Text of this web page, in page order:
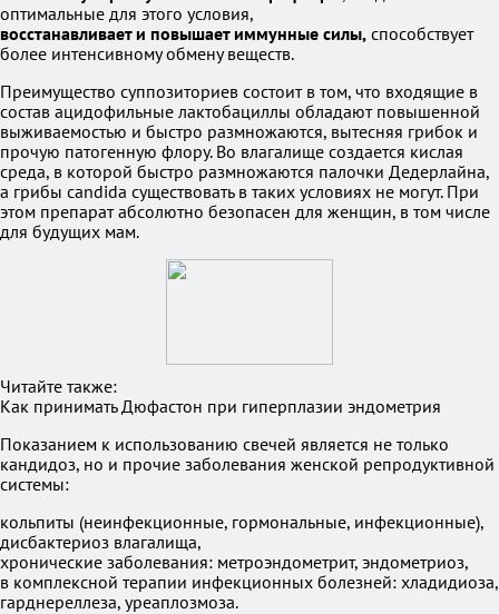
оптимальные для этого условия,
восстанавливает и повышает иммунные силы, способствует
более интенсивному обмену веществ.
Преимущество суппозиториев состоит в том, что входящие в
состав ацидофильные лактобациллы обладают повышенной
выживаемостью и быстро размножаются, вытесняя грибок и
прочую патогенную флору. Во влагалище создается кислая
среда, в которой быстро размножаются палочки Дедерлайна,
а грибы candida существовать в таких условиях не могут. При
этом препарат абсолютно безопасен для женщин, в том числе
для будущих мам.
Читайте также:
Как принимать Дюфастон при гиперплазии эндометрия
Показанием к использованию свечей является не только
кандидоз, но и прочие заболевания женской репродуктивной
системы:
кольпиты (неинфекционные, гормональные, инфекционные),
дисбактериоз влагалища,
хронические заболевания: метроэндометрит, эндометриоз,
в комплексной терапии инфекционных болезней: хладидиоза,
гарднереллеза, уреаплозмоза.